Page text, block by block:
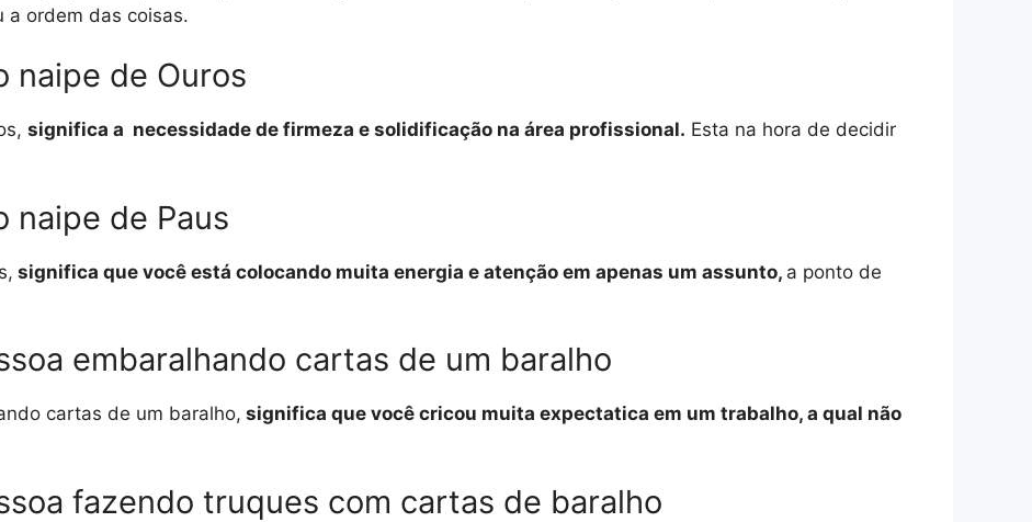
a ordem das coisas.
naipe de Ouros
significa a necessidade de firmeza e solidificação na área profissional. Esta na hora de decidir
naipe de Paus
significa que você está colocando muita energia e atenção em apenas um assunto, a ponto de
embaralhando cartas de um baralho
cartas de um baralho, significa que você cricou muita expectatica em um trabalho, a qual não
fazendo truques com cartas de baralho